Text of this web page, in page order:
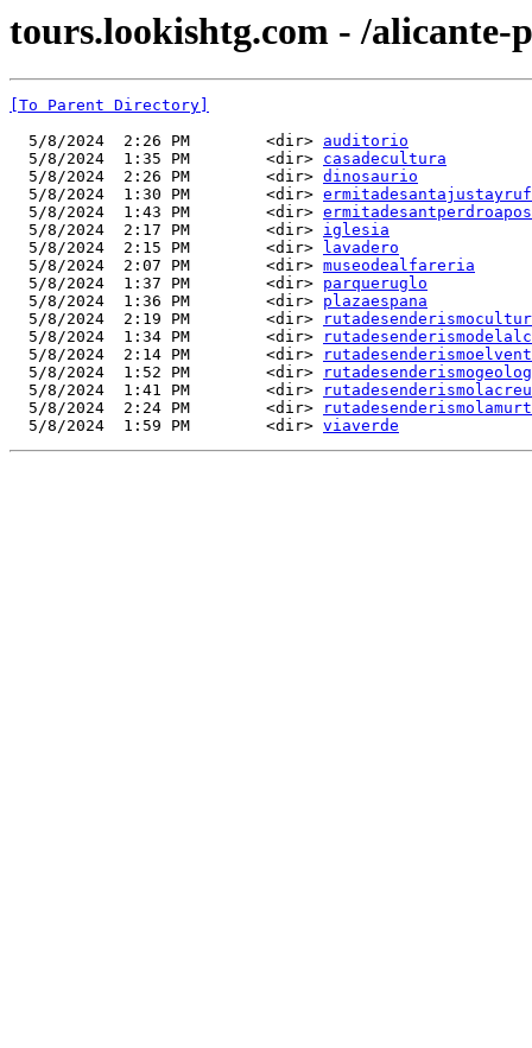
tours.lookishtg.com - /alicante-
[To Parent Directory]
  5/8/2024  2:26 PM        <dir>
auditorio
  5/8/2024  1:35 PM        <dir>
casadecultura
  5/8/2024  2:26 PM        <dir>
dinosaurio
  5/8/2024  1:30 PM        <dir>
  5/8/2024  1:43 PM        <dir>
  5/8/2024  2:17 PM        <dir>
iglesia
  5/8/2024  2:15 PM        <dir>
lavadero
  5/8/2024  2:07 PM        <dir>
museodealfareria
  5/8/2024  1:37 PM        <dir>
parqueruglo
  5/8/2024  1:36 PM        <dir>
plazaespana
  5/8/2024  2:19 PM        <dir>
  5/8/2024  1:34 PM        <dir>
  5/8/2024  2:14 PM        <dir>
  5/8/2024  1:52 PM        <dir>
  5/8/2024  1:41 PM        <dir>
  5/8/2024  2:24 PM        <dir>
  5/8/2024  1:59 PM        <dir>
viaverde